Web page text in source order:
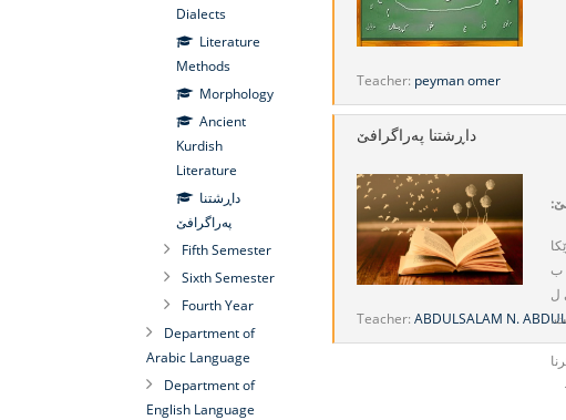
Teacher: peyman omer
داڕشتنا پەراگرافێ‌
:
ب
ل
Teacher: ABDULSALAM N.
Dialects
Literature
Methods
Morphology
Ancient
Kurdish
Literature
داڕشتنا
پەراگرافێ‌
Fifth Semester
Sixth Semester
Fourth Year
Department of
Arabic Language
Department of
English Language